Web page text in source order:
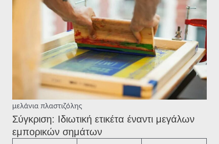
μελάνια πλαστιζόλης
Σύγκριση: Ιδιωτική ετικέτα έναντι μεγάλων
εμπορικών σημάτων